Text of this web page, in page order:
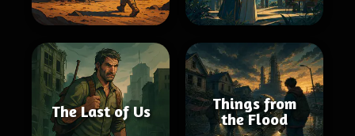
The Last of Us
Things from
the Flood